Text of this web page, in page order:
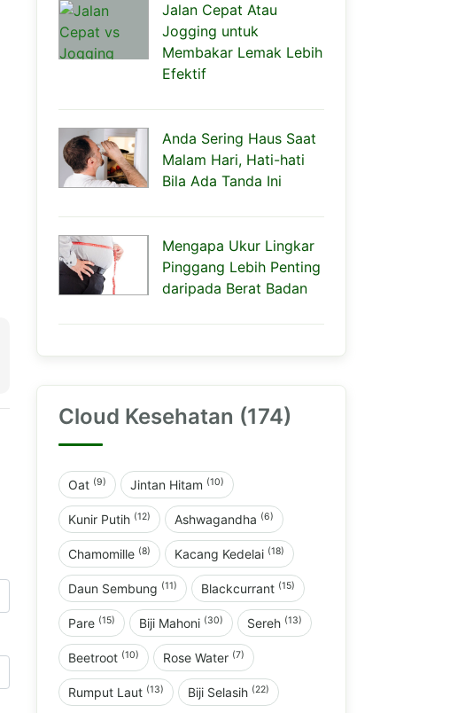
Jalan Cepat Atau
Jogging untuk
Membakar Lemak Lebih
Efektif
Anda Sering Haus Saat
Malam Hari, Hati-hati
Bila Ada Tanda Ini
Mengapa Ukur Lingkar
Pinggang Lebih Penting
daripada Berat Badan
Cloud Kesehatan (174)
Oat (9) Jintan Hitam (10)
Kunir Putih (12) Ashwagandha (6)
Chamomille (8) Kacang Kedelai (18)
Daun Sembung (11) Blackcurrant (15)
Pare (15) Biji Mahoni (30) Sereh (13)
Beetroot (10) Rose Water (7)
Rumput Laut (13) Biji Selasih (22)